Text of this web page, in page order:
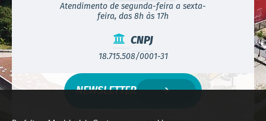
Atendimento de segunda-feira a sexta-
feira, das 8h às 17h
CNPJ
18.715.508/0001-31
NEWSLETTER